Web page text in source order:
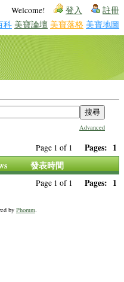
Welcome! 登入 註冊
科 美寶論壇 美寶落格 美寶地圖
Advanced
Page 1 of 1 Pages: 1
發表時間
Page 1 of 1 Pages: 1
by Phorum.